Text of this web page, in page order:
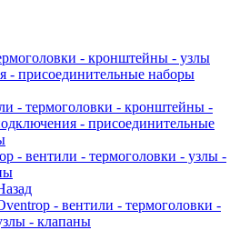
- кронштейны - узлы
- присоединительные наборы
- термоголовки - кронштейны -
- присоединительные
- вентили - термоголовки - узлы -
- вентили - термоголовки -
- клапаны